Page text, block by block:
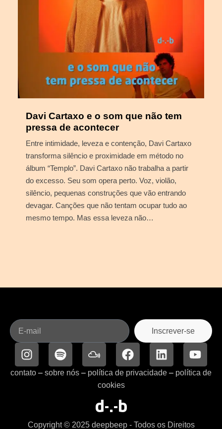
Davi Cartaxo e o som que não tem
pressa de acontecer
Entre intimidade, leveza e contenção, Davi Cartaxo
transforma silêncio e proximidade em método no
álbum “Templo”. Davi Cartaxo não trabalha a partir
do excesso. Seu som opera perto. Voz, violão,
silêncio, pequenas construções que vão entrando
devagar. Canções que não tentam ocupar tudo ao
mesmo tempo. Mas essa leveza não…
Inscrever-se
contato – sobre nós – política de privacidade – política de
cookies
d-.-b
Copyright © 2025 deepbeep - Todos os Direitos